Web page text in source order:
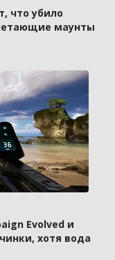
что убило
маунты
Evolved и
хотя вода